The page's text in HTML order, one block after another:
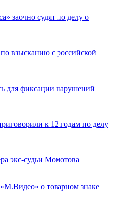
заочно судят по делу о
взысканию с российской
для фиксации нарушений
к 12 годам по делу
экс-судьи Момотова
о товарном знаке